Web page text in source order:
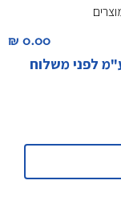
0.00 ₪‎
לפני משלוח